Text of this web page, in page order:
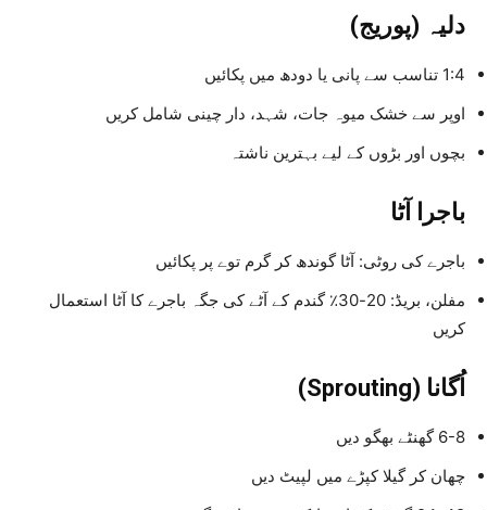
دلیہ (پوریج)
1:4 تناسب سے پانی یا دودھ میں پکائیں
اوپر سے خشک میوہ جات، شہد، دار چینی شامل کریں
بچوں اور بڑوں کے لیے بہترین ناشتہ
باجرا آٹا
باجرے کی روٹی: آٹا گوندھ کر گرم توے پر پکائیں
مفلن، بریڈ: 20-30٪ گندم کے آٹے کی جگہ باجرے کا آٹا استعمال
کریں
اُگانا (Sprouting)
6-8 گھنٹے بھگو دیں
چھان کر گیلا کپڑے میں لپیٹ دیں